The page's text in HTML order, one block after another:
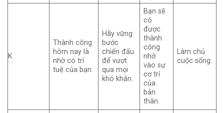
K
Thành công
hôm nay là
nhờ có trí
tuệ của bạn.
Hãy vững
bước
chiến đấu
để vượt
qua mọi
khó khăn.
Bạn sẽ
có
được
thành
công
nhờ
vào sự
cơ trí
của
bản
thân.
Làm chủ
cuộc sống.